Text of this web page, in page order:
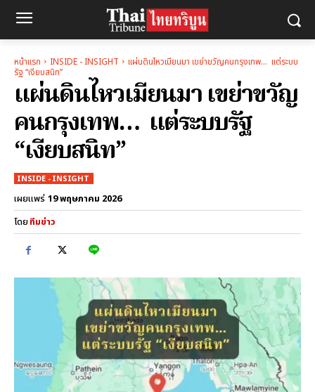
หน้าแรก INSIDE - INSIGHT
แผ่นดินไหวเมียนมา เขย่าขวัญคนกรุงเทพ… แต่ระบบ
รัฐ “เงียบสนิท”
แผ่นดินไหวเมียนมา เขย่าขวัญ
คนกรุงเทพ… แต่ระบบรัฐ
“เงียบสนิท”
INSIDE - INSIGHT
เผยแพร่ 19 พฤษภาคม 2026
โดยทีมข่าว